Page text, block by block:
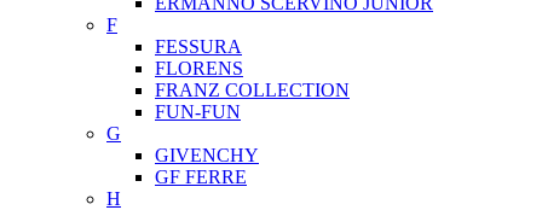
F
FESSURA
FLORENS
FRANZ COLLECTION
FUN-FUN
G
GIVENCHY
GF FERRE
H